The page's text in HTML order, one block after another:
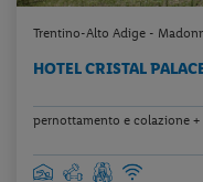
Trentino-Alto Adige -
HOTEL CRISTAL
pernottamento e colazione +